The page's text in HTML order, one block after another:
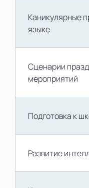
Каникулярные
языке
Сценарии
мероприятий
Подготовка к
Подготовка
Развитие